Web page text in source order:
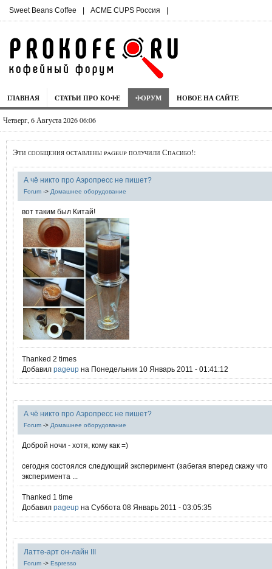
Sweet Beans Coffee | ACME CUPS Россия |
ГЛАВНАЯ СТАТЬИ ПРО КОФЕ ФОРУМ НОВОЕ НА САЙТЕ
Четверг, 6 Августа 2026 06:06
Эти сообщения оставлены pageup получили Спасибо!:
А чё никто про Аэропресс не пишет?
Forum -> Домашнее оборудование
вот таким был Китай!
Thanked 2 times
Добавил pageup на Понедельник 10 Январь 2011 - 01:41:12
А чё никто про Аэропресс не пишет?
Forum -> Домашнее оборудование
Доброй ночи - хотя, кому как =)
сегодня состоялся следующий эксперимент (забегая вперед скажу что
эксперимента ...
Thanked 1 time
Добавил pageup на Суббота 08 Январь 2011 - 03:05:35
Латте-арт он-лайн III
Forum -> Espresso